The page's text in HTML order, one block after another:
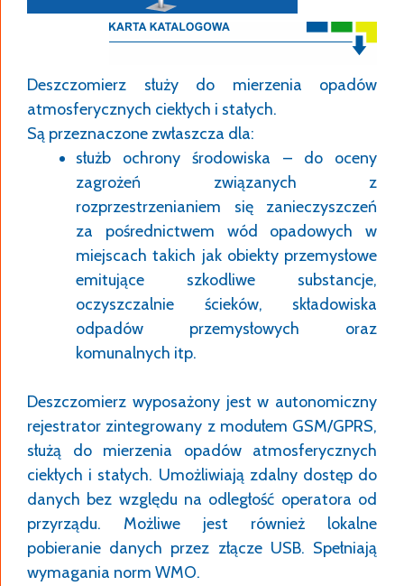
Deszczomierz służy do mierzenia opadów
atmosferycznych ciekłych i stałych.
Są przeznaczone zwłaszcza dla:
służb ochrony środowiska – do oceny
zagrożeń związanych z
rozprzestrzenianiem się zanieczyszczeń
za pośrednictwem wód opadowych w
miejscach takich jak obiekty przemysłowe
emitujące szkodliwe substancje,
oczyszczalnie ścieków, składowiska
odpadów przemysłowych oraz
komunalnych itp.
Deszczomierz wyposażony jest w autonomiczny
rejestrator zintegrowany z modułem GSM/GPRS,
służą do mierzenia opadów atmosferycznych
ciekłych i stałych. Umożliwiają zdalny dostęp do
danych bez względu na odległość operatora od
przyrządu. Możliwe jest również lokalne
pobieranie danych przez złącze USB. Spełniają
wymagania norm WMO.